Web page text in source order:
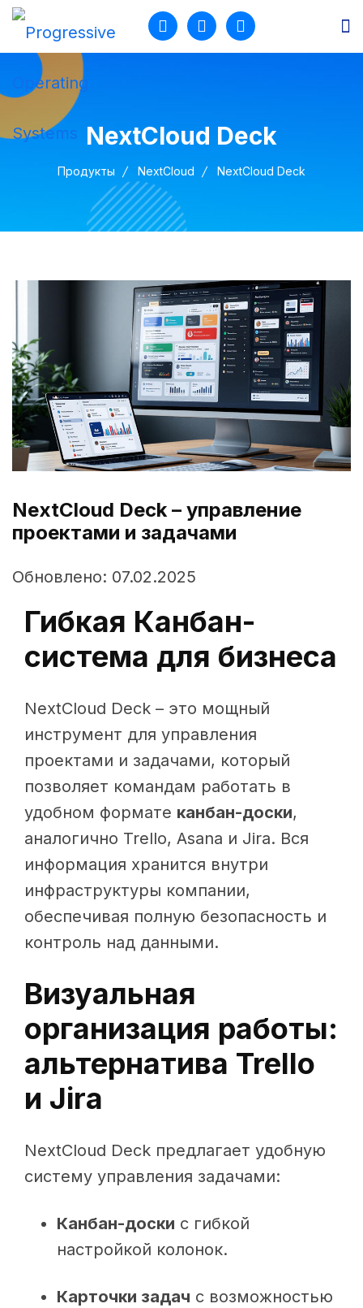
Продукты
Разработка
О нас
NextCloud Deck
Продукты NextCloud NextCloud Deck
NextCloud Deck – управление
проектами и задачами
Обновлено: 07.02.2025
Гибкая Канбан-
система для бизнеса
NextCloud Deck – это мощный
инструмент для управления
проектами и задачами, который
позволяет командам работать в
удобном формате канбан-доски,
аналогично Trello, Asana и Jira. Вся
информация хранится внутри
инфраструктуры компании,
обеспечивая полную безопасность и
контроль над данными.
Визуальная
организация работы:
альтернатива Trello
и Jira
NextCloud Deck предлагает удобную
систему управления задачами:
Канбан-доски с гибкой
настройкой колонок.
Карточки задач с возможностью